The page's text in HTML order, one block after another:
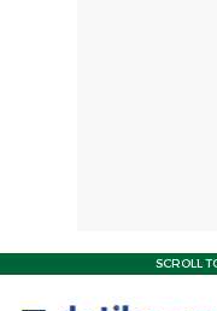
SCROLL